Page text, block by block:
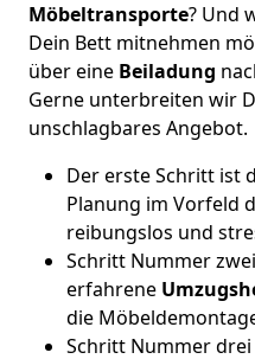
Möbeltransporte? Und
Dein Bett mitnehmen
über eine Beiladung
Gerne unterbreiten wir
unschlagbares Angebot.
Der erste Schritt ist
Planung im Vorfeld
reibungslos und
Schritt Nummer
erfahrene
die
Schritt Nummer